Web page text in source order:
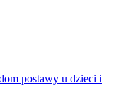
postawy u dzieci i